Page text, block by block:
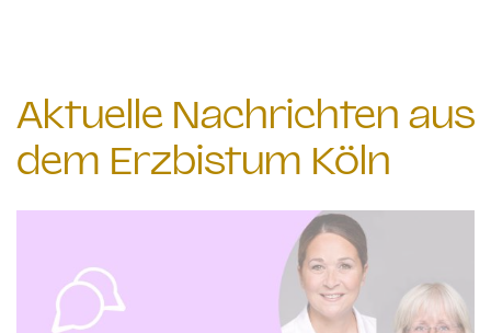
Aktuelle Nachrichten aus
dem Erzbistum Köln